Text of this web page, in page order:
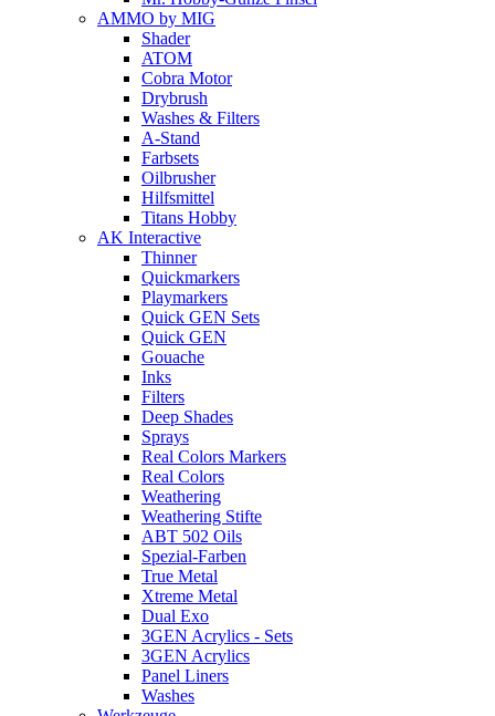
AMMO by MIG
Shader
ATOM
Cobra Motor
Drybrush
Washes & Filters
A-Stand
Farbsets
Oilbrusher
Hilfsmittel
Titans Hobby
AK Interactive
Thinner
Quickmarkers
Playmarkers
Quick GEN Sets
Quick GEN
Gouache
Inks
Filters
Deep Shades
Sprays
Real Colors Markers
Real Colors
Weathering
Weathering Stifte
ABT 502 Oils
Spezial-Farben
True Metal
Xtreme Metal
Dual Exo
3GEN Acrylics - Sets
3GEN Acrylics
Panel Liners
Washes